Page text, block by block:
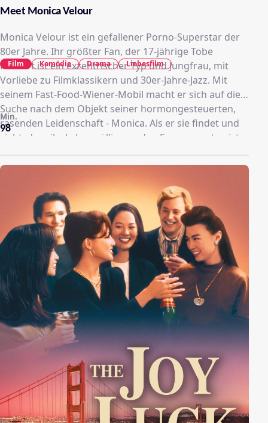
Meet Monica Velour
Monica Velour ist ein gefallener Porno-Superstar der
80er Jahre. Ihr größter Fan, der 17-jährige Tobe
Hulbert ist ein exzentrischer Typ und Jungfrau, mit
Vorliebe zu Filmklassikern und 30er-Jahre-Jazz. Mit
seinem Fast-Food-Wiener-Mobil macht er sich auf die
Suche nach dem Objekt seiner hormongesteuerten,
rasenden Leidenschaft - Monica. Als er sie findet und
sieht, dass ihr Leben völlig aus den Fugen geraten ist,
hilft er ihr, es wieder in den Griff zu bekommen, ob sie
will oder nicht.
98
Min.
Film Komödie Drama Liebesfilm